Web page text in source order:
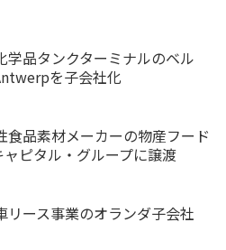
学品タンクターミナルのベル
を子会社化
食品素材メーカーの物産フード
ピタル・グループに譲渡
リース事業のオランダ子会社